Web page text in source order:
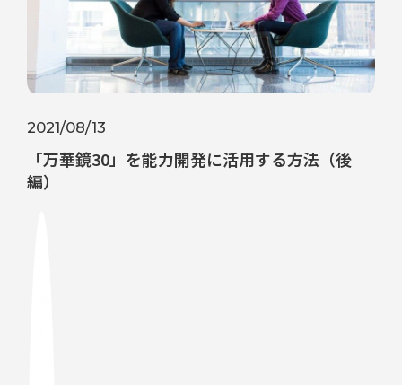
2021/08/13
「万華鏡30」を能力開発に活用する方法（後
編）